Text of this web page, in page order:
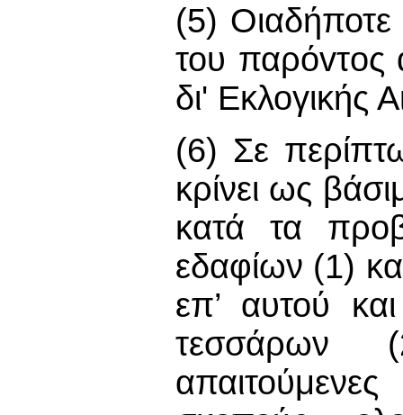
(5)
του παρόvτoς
δι' Εκλογικής
(6) Σε
κρίνει ως
κατά τα
εδαφίων (1)
επ’ αυτού
τεσσάρων